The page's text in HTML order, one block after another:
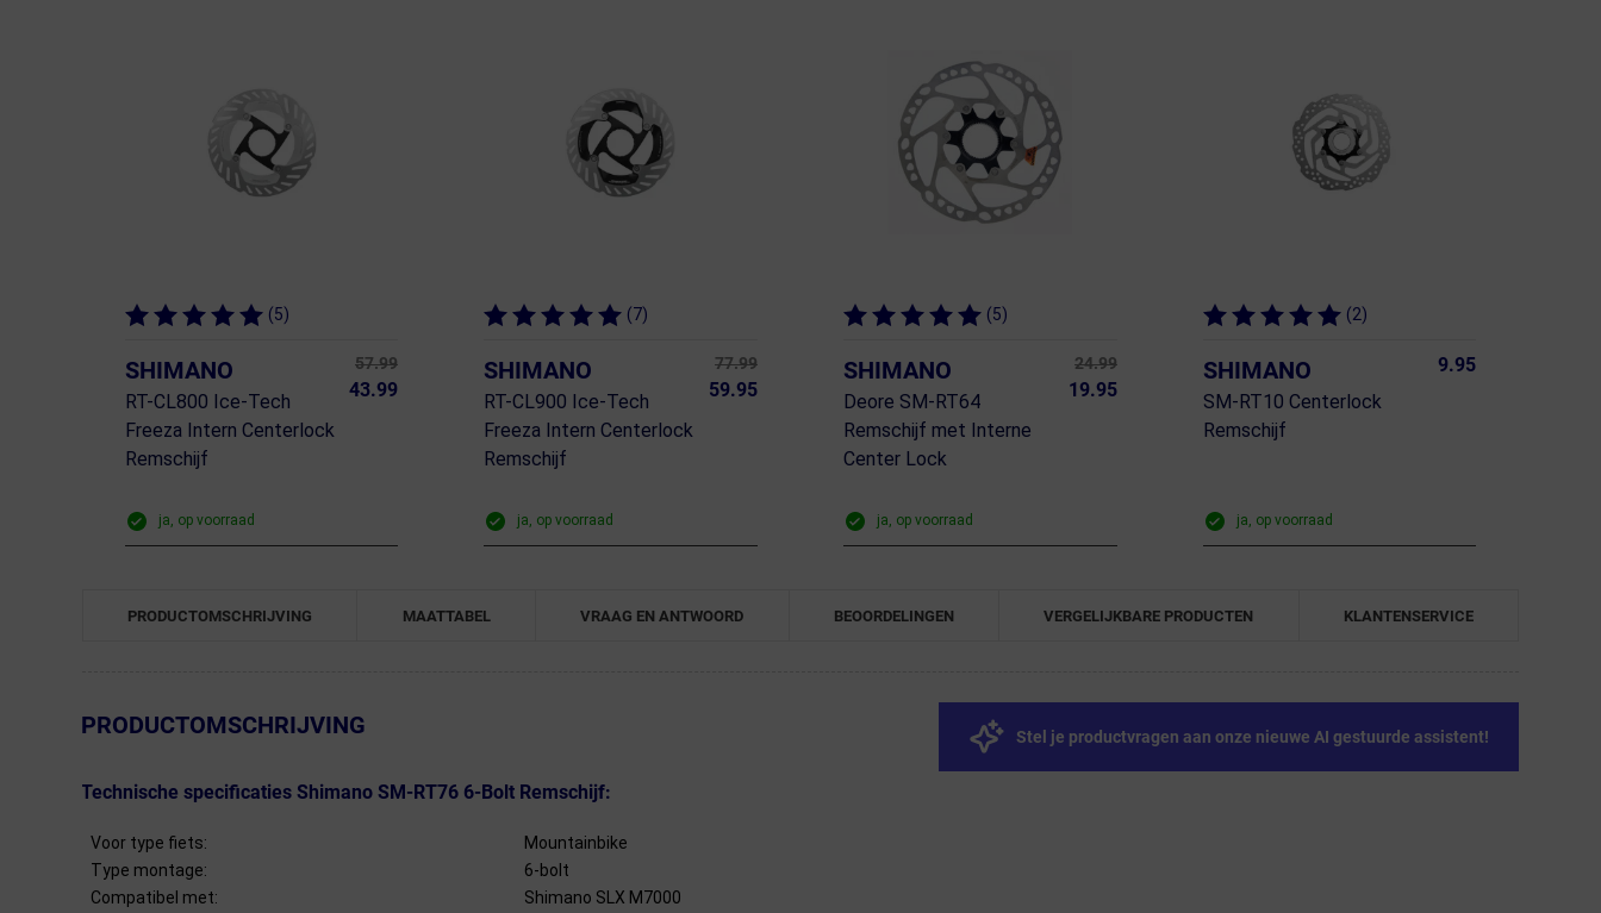
(5)
SHIMANO
RT-CL800 Ice-Tech
Freeza Intern Centerlock
Remschijf
57.99
43.99
ja, op voorraad
(7)
SHIMANO
RT-CL900 Ice-Tech
Freeza Intern Centerlock
Remschijf
77.99
59.95
ja, op voorraad
(5)
SHIMANO
Deore SM-RT64
Remschijf met Interne
Center Lock
24.99
19.95
ja, op voorraad
(2)
SHIMANO
SM-RT10 Centerlock
Remschijf
9.95
ja, op voorraad
PRODUCTOMSCHRIJVING MAATTABEL VRAAG EN ANTWOORD BEOORDELINGEN VERGELIJKBARE PRODUCTEN KLANTENSERVICE
← Terug naar productnavigatie
PRODUCTOMSCHRIJVING Stel je productvragen aan onze nieuwe AI gestuurde assistent!
Technische specificaties Shimano SM-RT76 6-Bolt Remschijf:
Voor type fiets:
Mountainbike
Type montage:
6-bolt
Compatibel met:
Shimano SLX M7000